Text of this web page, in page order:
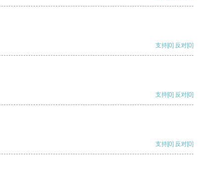
支持[0] 反对[0]
支持[0] 反对[0]
支持[0] 反对[0]